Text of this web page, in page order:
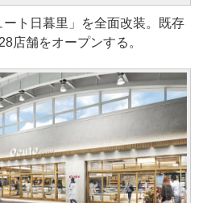
ト日暮里」を全面改装。既存
店舗をオープンする。